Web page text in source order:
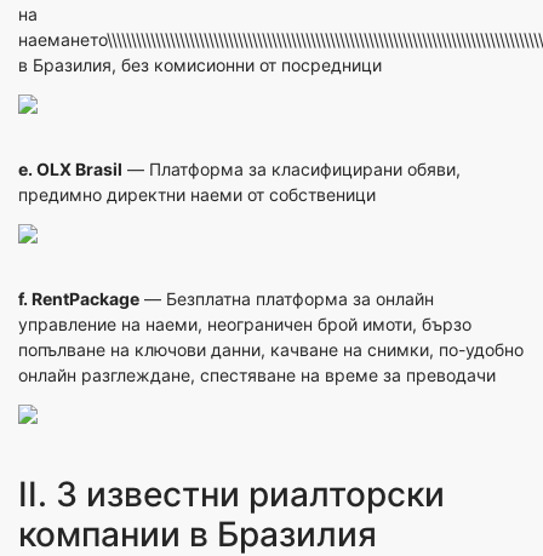
на
в Бразилия, без комисионни от посредници
e. OLX Brasil — Платформа за класифицирани обяви,
предимно директни наеми от собственици
f. RentPackage — Безплатна платформа за онлайн
управление на наеми, неограничен брой имоти, бързо
попълване на ключови данни, качване на снимки, по-удобно
онлайн разглеждане, спестяване на време за преводачи
II. 3 известни риалторски
компании в Бразилия